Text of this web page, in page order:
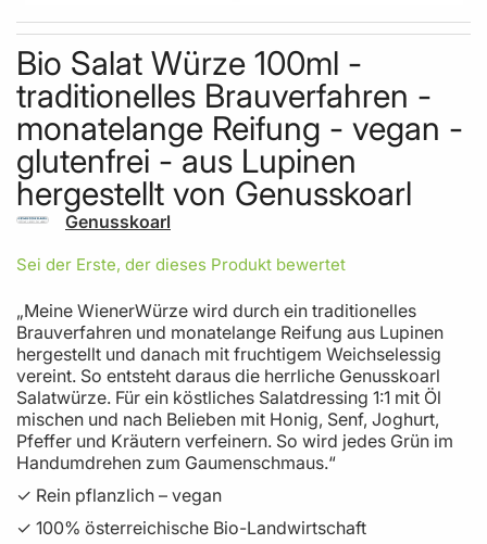
Skip to the beginning of the images gallery
Bio Salat Würze 100ml -
traditionelles Brauverfahren -
monatelange Reifung - vegan -
glutenfrei - aus Lupinen
hergestellt von Genusskoarl
Genusskoarl
Sei der Erste, der dieses Produkt bewertet
„Meine WienerWürze wird durch ein traditionelles
Brauverfahren und monatelange Reifung aus Lupinen
hergestellt und danach mit fruchtigem Weichselessig
vereint. So entsteht daraus die herrliche Genusskoarl
Salatwürze. Für ein köstliches Salatdressing 1:1 mit Öl
mischen und nach Belieben mit Honig, Senf, Joghurt,
Pfeffer und Kräutern verfeinern. So wird jedes Grün im
Handumdrehen zum Gaumenschmaus.“
✓ Rein pflanzlich – vegan
✓ 100% österreichische Bio-Landwirtschaft